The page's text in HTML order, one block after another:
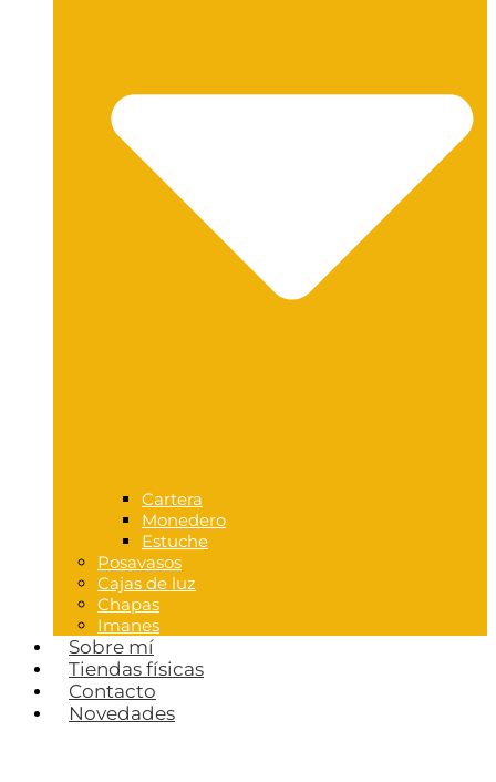
Cartera
Monedero
Estuche
Posavasos
Cajas de luz
Chapas
Imanes
Sobre mí
Tiendas físicas
Contacto
Novedades